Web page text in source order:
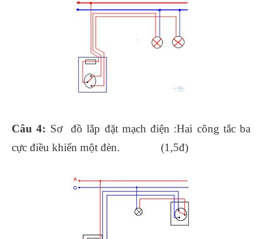
Câu 4: Sơ đồ lắp đặt mạch điện :Hai công tắc ba
cực điều khiển một đèn. (1,5đ)